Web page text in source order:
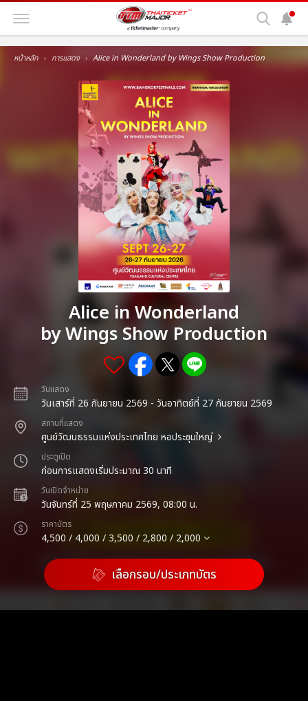
หน้าหลัก การแสดง Alice in Wonderland by Wings Show Production
Alice in Wonderland
by Wings Show Production
วันแสดง
วันเสาร์ที่ 26 กันยายน 2569 - วันอาทิตย์ที่ 27 กันยายน 2569
สถานที่แสดง
ศูนย์วัฒนธรรมแห่งประเทศไทย หอประชุมใหญ่
ประตูเปิด
ก่อนการแสดงเริ่มประมาณ 30 นาที
วันเปิดจำหน่าย
วันจันทร์ที่ 25 พฤษภาคม 2569, 08:00 น.
ราคาบัตร
4,500 / 4,000 / 3,500 / 2,800 / 2,000
เลือกรอบ/ประเภทบัตร